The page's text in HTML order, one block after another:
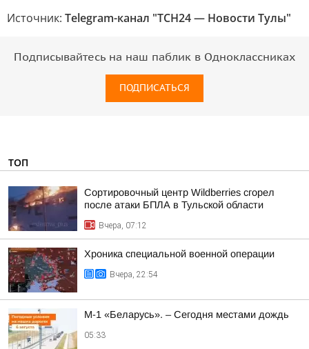
Источник: Telegram-канал "ТСН24 — Новости Тулы"
Подписывайтесь на наш паблик в Одноклассниках
ПОДПИСАТЬСЯ
ТОП
Сортировочный центр Wildberries сгорел
после атаки БПЛА в Тульской области
Вчера, 07:12
Хроника специальной военной операции
Вчера, 22:54
М-1 «Беларусь». – Сегодня местами дождь
05:33